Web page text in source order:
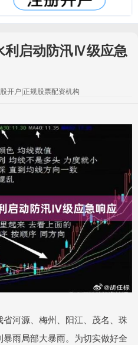
利启动防汛Ⅳ级应急
开户|正规股票配资机构
河源、梅州、阳江、茂名、珠
雨局部大暴雨。为切实做好全